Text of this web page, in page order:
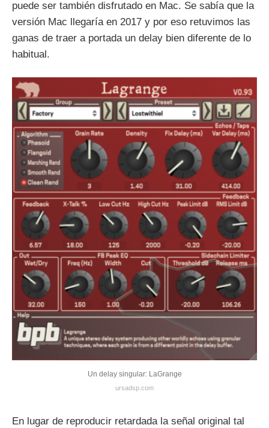
puede ser también disfrutado en Mac. Se sabía que la
versión Mac llegaría en 2017 y por eso retuvimos las
ganas de traer a portada un delay bien diferente de lo
habitual.
Un delay singular: LaGrange
ursadsp.com
En lugar de reproducir retardada la señal original tal